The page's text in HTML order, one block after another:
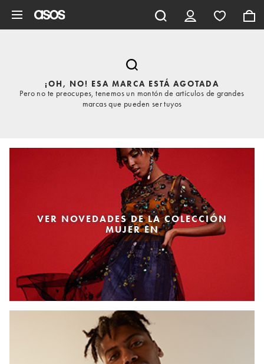
¡OH, NO! ESA MARCA ESTÁ AGOTADA
Pero no te preocupes, tenemos un montón de artículos de grandes
marcas que pueden ser tuyos
VER NOVEDADES DE LA COLECCIÓN
MUJER EN